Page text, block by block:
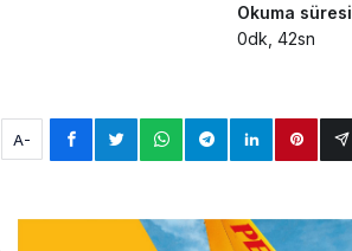
Okuma süresi
0dk, 42sn
A-